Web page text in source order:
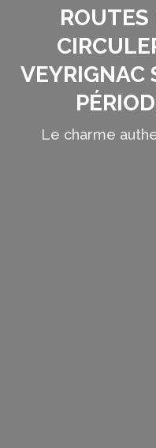
ROUTES
VEYRIGNAC
Le charme